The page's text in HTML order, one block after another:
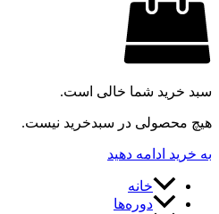
سبد خرید شما خالی است.
هیچ محصولی در سبدخرید نیست.
به خرید ادامه دهید
خانه
دوره‌ها